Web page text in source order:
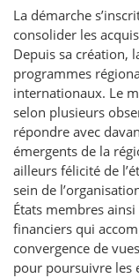
La démarche
consolider les
Depuis sa création,
programmes
internationaux. Le
selon plusieurs
répondre avec
émergents de la
ailleurs félicité de
sein de
États membres
financiers qui
convergence de
pour poursuivre les